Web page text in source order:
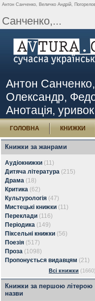
Антон Санченко, Величко Андрій,
Санченко,...
Антон
Олександр,
Анотація,
ГОЛОВНА КНИЖКИ
Книжки за жанрами
Аудіокнижки (11)
Дитяча література (215)
Драма (18)
Критика (62)
Культурологія (47)
Мистецькі книжки (11)
Переклади (116)
Періодика (149)
Піксельні книжки (56)
Поезія (517)
Проза (1098)
Пропонується видавцям (21)
Всі книжки (1660)
Книжки за першою літерою
назви